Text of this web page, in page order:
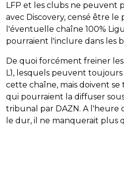
LFP et les clubs ne peuvent
avec Discovery, censé être
l'éventuelle chaîne 100%
pourraient l'inclure dans les
De quoi forcément freiner
L1, lesquels peuvent
cette chaîne, mais doivent
qui pourraient la diffuser
tribunal par DAZN. A l'heure
le dur, il ne manquerait plus